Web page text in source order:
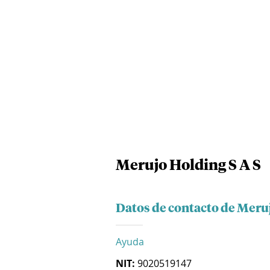
Merujo Holding S A S
Datos de contacto de
Ayuda
NIT: 9020519147